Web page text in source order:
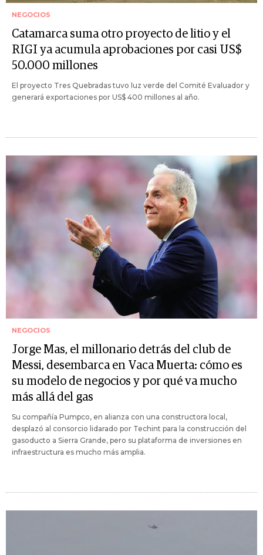
NEGOCIOS
Catamarca suma otro proyecto de litio y el
RIGI ya acumula aprobaciones por casi US$
50.000 millones
El proyecto Tres Quebradas tuvo luz verde del Comité Evaluador y
generará exportaciones por US$ 400 millones al año.
NEGOCIOS
Jorge Mas, el millonario detrás del club de
Messi, desembarca en Vaca Muerta: cómo es
su modelo de negocios y por qué va mucho
más allá del gas
Su compañía Pumpco, en alianza con una constructora local,
desplazó al consorcio lidarado por Techint para la construcción del
gasoducto a Sierra Grande, pero su plataforma de inversiones en
infraestructura es mucho más amplia.